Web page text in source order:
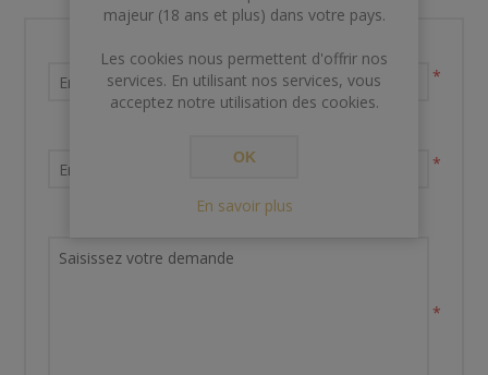
*
*
Demande de renseignements
*
majeur (18 ans et plus) dans votre pays.
Les cookies nous permettent d'offrir nos
services. En utilisant nos services, vous
acceptez notre utilisation des cookies.
OK
En savoir plus